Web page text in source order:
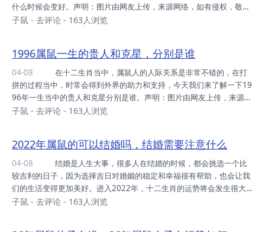
什么时候会变好。声明：图片由网友上传，来源网络，如有侵权，敬请
告知！ 1996属鼠的什么时候财运好 30岁 1996年的属鼠人
消费不理性而出现很多的浪费。不过随着年龄的增长，属鼠人的运气会
逐渐兴旺起来。尤其到30岁的时候，会有吉星加持，能够给他们带来很
多好运。96年的属鼠人在30岁财运是相当不错的，不管是正财还是偏
财方面，收入都非常可观。&nb...
子鼠 - 去评论 - 163人浏览
1996属鼠一生的贵人和克星，分别是谁
04-08
拼的过程当中，时常会得到外界的助力和支持，今天我们来了解一下19
96年一生当中的贵人和克星分别是谁。声明：图片由网友上传，来源网
络，如有侵权，敬请告知！ 1996年属鼠的贵人 生肖牛 在
果二者经常在一起接触的话，对对方的运势是非常有帮助的。96年的属
鼠人如果经常接触属牛人，那么自己的运气就会变得特别好; 不管
是工作还是财运方面，都会有很好的呈现。属牛人做事脚踏实地，稳重
真诚，待人友好，而且非常...
子鼠 - 去评论 - 163人浏览
2022年属鼠的可以结婚吗，结婚需要注意什么
04-08
较吉利的日子，因为选择吉日对婚姻的稳定和幸福很有帮助，也会让我
们的生活变得更加美好。进入2022年，十二生肖的运势将会发生很大
的变化，不同的人在这一年的运势是有所不同的，下面我们一起来了解
子鼠 - 去评论 - 163人浏览